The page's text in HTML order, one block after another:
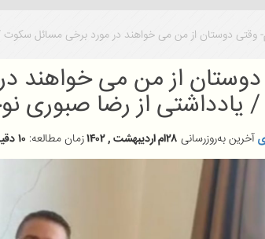
وقتی دوستان از من می خواهند در مورد برخی مسائل
دوستان از من می خواهند
یادداشتی از رضا صبوری
آخرین به‌روزرسانی ۲۸ام اردیبهشت , ۱۴۰۲ زمان مطالعه: ۱۰